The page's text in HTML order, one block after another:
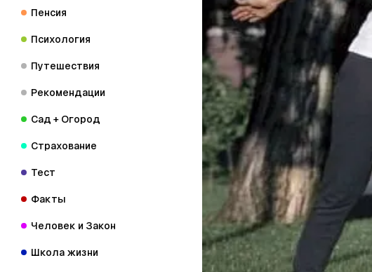
Пенсия
Психология
Путешествия
Рекомендации
Сад + Огород
Страхование
Тест
Факты
Человек и Закон
Школа жизни